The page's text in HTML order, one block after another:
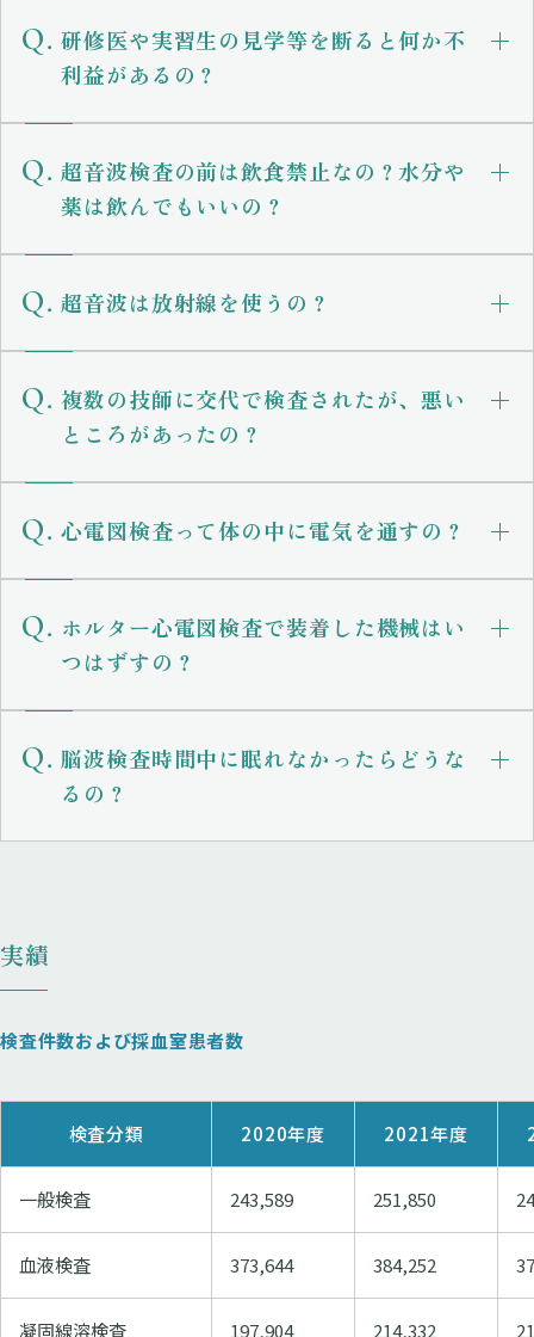
研修医や実習生の見学等を断ると何か不
利益があるの？
超音波検査の前は飲食禁止なの？水分や
薬は飲んでもいいの？
超音波は放射線を使うの？
複数の技師に交代で検査されたが、悪い
ところがあったの？
心電図検査って体の中に電気を通すの？
ホルター心電図検査で装着した機械はい
つはずすの？
脳波検査時間中に眠れなかったらどうな
るの？
実績
検査件数および採血室患者数
検査分類 2020年度 2021年度
一般検査 243,589 251,850
血液検査 373,644 384,252
凝固線溶検査 197,904 214,332